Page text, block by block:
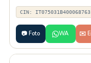
CIN: IT075031B400068763
📷 Foto WA ✉️